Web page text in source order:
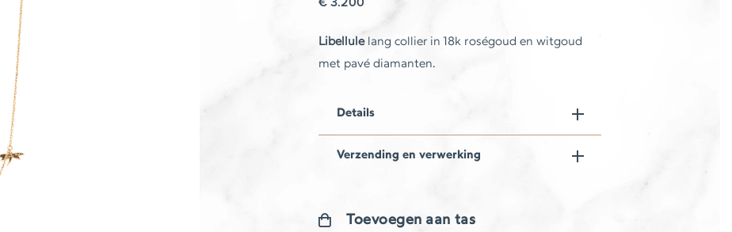
Libellulelang collier in 18k roségoud en witgoud
met pavé diamanten.
Details
Verzending en verwerking
Toevoegen aan tas